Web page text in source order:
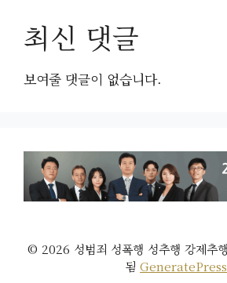
최신 댓글
보여줄 댓글이 없습니다.
© 2026 성범죄 성폭행 성추행 강제추
됨 GeneratePress